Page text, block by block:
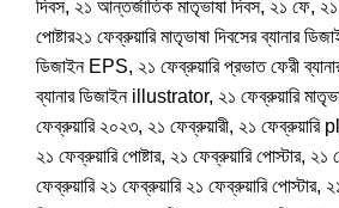
দিবস, ২১ আন্তর্জাতিক মাতৃভাষা দিবস, ২১ ফে,
পোষ্টার২১ ফেব্রুয়ারি মাতৃভাষা দিবসের ব্যানার
ডিজাইন EPS, ২১ ফেব্রুয়ারি প্রভাত ফেরী
ব্যানার ডিজাইন illustrator, ২১ ফেব্রুয়ারি
ফেব্রুয়ারি ২০২৩, ২১ ফেব্রুয়ারী, ২১ ফেব্রুয়ারি
২১ ফেব্রুয়ারি পোষ্টার, ২১ ফেব্রুয়ারি পোস্টার, ২১
ফেব্রুয়ারি ২১ ফেব্রুয়ারি ২১ ফেব্রুয়ারি পোস্টার,